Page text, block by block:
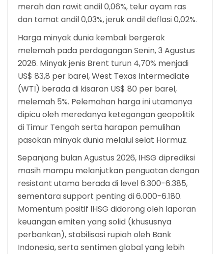
merah dan rawit andil 0,06%, telur ayam ras
dan tomat andil 0,03%, jeruk andil deflasi 0,02%.
Harga minyak dunia kembali bergerak
melemah pada perdagangan Senin, 3 Agustus
2026. Minyak jenis Brent turun 4,70% menjadi
US$ 83,8 per barel, West Texas Intermediate
(WTI) berada di kisaran US$ 80 per barel,
melemah 5%. Pelemahan harga ini utamanya
dipicu oleh meredanya ketegangan geopolitik
di Timur Tengah serta harapan pemulihan
pasokan minyak dunia melalui selat Hormuz.
Sepanjang bulan Agustus 2026, IHSG diprediksi
masih mampu melanjutkan penguatan dengan
resistant utama berada di level 6.300-6.385,
sementara support penting di 6.000-6.180.
Momentum positif IHSG didorong oleh laporan
keuangan emiten yang solid (khususnya
perbankan), stabilisasi rupiah oleh Bank
Indonesia, serta sentimen global yang lebih